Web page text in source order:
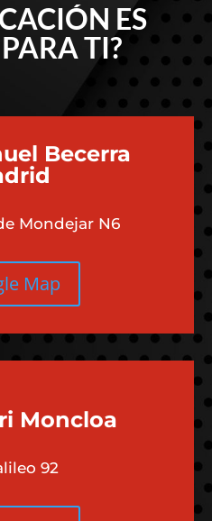
ES
TI?
Becerra
Mondejar N6
Map
Moncloa
92